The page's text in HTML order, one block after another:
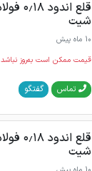
شیت
10 ماه پیش
قیمت ممکن است به‌روز نباشد
تماس گفتگو
شیت